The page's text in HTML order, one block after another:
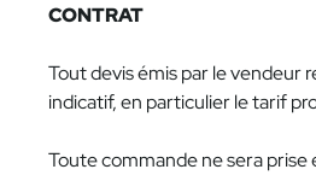
CONTRAT
Tout devis émis par le vendeur
indicatif, en particulier le tarif
Toute commande ne sera